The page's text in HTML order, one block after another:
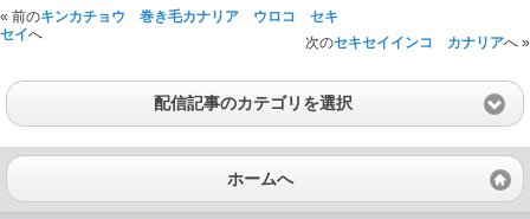
« 前のキンカチョウ 巻き毛カナリア ウロコ セキ
セイへ
次のセキセイインコ カナリアへ »
配信記事のカテゴリを選択
ホームへ